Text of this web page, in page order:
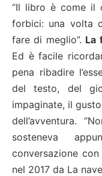
“Il libro è come il
forbici: una volta
fare di meglio”. La
Ed è facile
pena ribadire
del testo, del
impaginate, il
dell’avventura.
sosteneva
conversazione
nel 2017 da La